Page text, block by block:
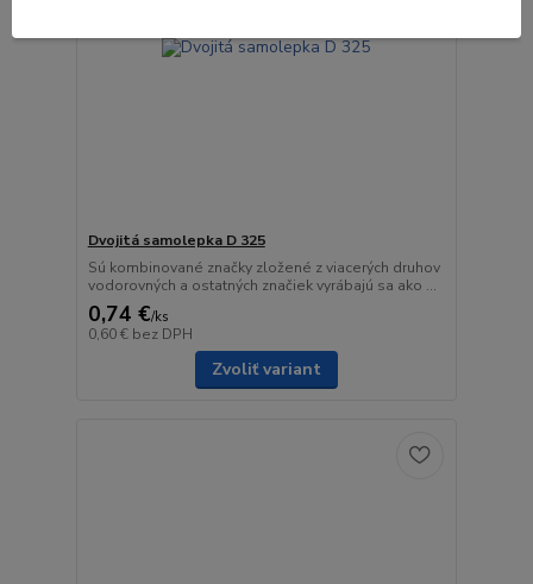
Dvojitá samolepka D 325
Sú kombinované značky zložené z viacerých druhov
vodorovných a ostatných značiek vyrábajú sa ako ...
0,74 €/ks
0,60 € bez DPH
Zvoliť variant